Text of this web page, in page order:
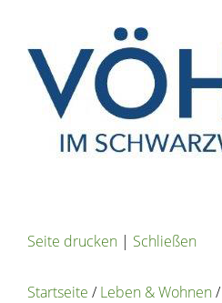
Seite drucken | Schließen
Startseite /Leben & Wohnen/